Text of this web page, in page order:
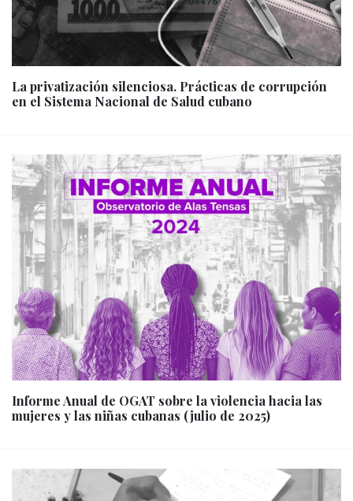
La privatización silenciosa. Prácticas de corrupción
en el Sistema Nacional de Salud cubano
Informe Anual de OGAT sobre la violencia hacia las
mujeres y las niñas cubanas (julio de 2025)